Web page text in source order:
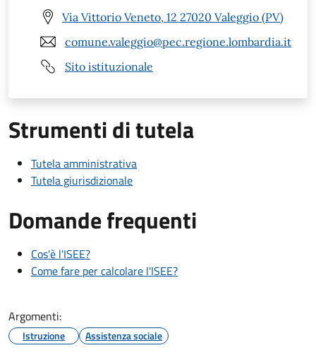
Via Vittorio Veneto, 12 27020 Valeggio (PV)
comune.valeggio@pec.regione.lombardia.it
Sito istituzionale
Strumenti di tutela
Tutela amministrativa
Tutela giurisdizionale
Domande frequenti
Cos'è l'ISEE?
Come fare per calcolare l'ISEE?
Argomenti:
Istruzione Assistenza sociale